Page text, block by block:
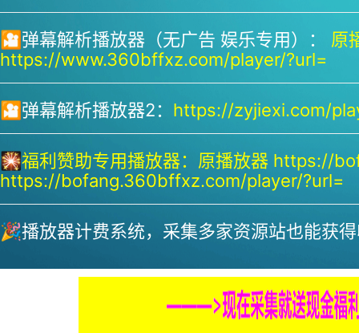
🎦弹幕解析播放器（无广告 娱乐专用）： 原
https://www.360bffxz.com/player/?url=
🎦弹幕解析播放器2： https://zyjiexi.com/
🎇福利赞助专用播放器： 原播放器 https://
https://bofang.360bffxz.com/player/?url=
🎉播放器计费系统，采集多家资源站也能获